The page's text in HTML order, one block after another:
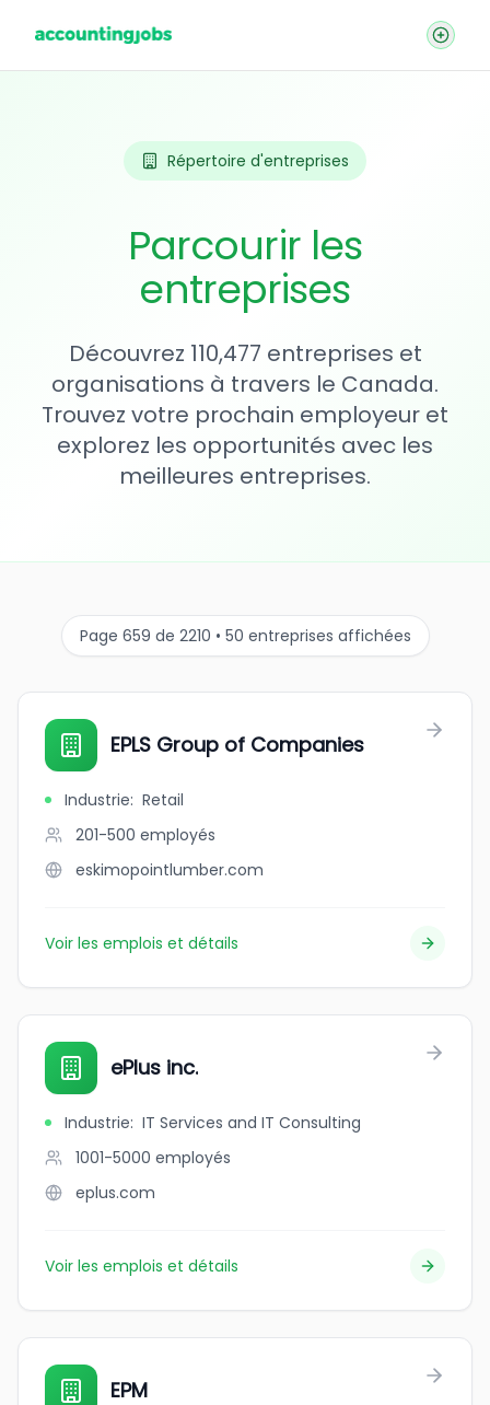
Répertoire d'entreprises
Parcourir les
entreprises
Découvrez 110,477 entreprises et
organisations à travers le Canada.
Trouvez votre prochain employeur et
explorez les opportunités avec les
meilleures entreprises.
Page 659 de 2210 • 50 entreprises affichées
EPLS Group of Companies
Industrie: Retail
201-500 employés
eskimopointlumber.com
Voir les emplois et détails
ePlus inc.
Industrie: IT Services and IT Consulting
1001-5000 employés
eplus.com
Voir les emplois et détails
EPM